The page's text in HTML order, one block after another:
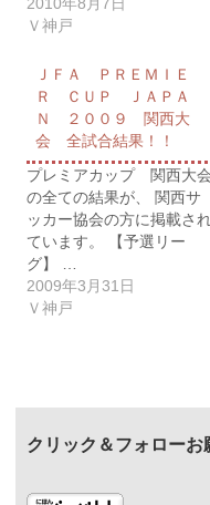
Ｖ神戸
ＪＦＡ ＰＲＥＭＩＥ
Ｒ ＣＵＰ ＪＡＰＡ
Ｎ ２００９ 関西大
会 全試合結果！！
プレミアカップ 関西大会
の全ての結果が、 関西サ
ッカー協会の方に掲載さ
ています。 【予選リー
グ】 …
2009年3月31日
Ｖ神戸
クリック＆フォローお